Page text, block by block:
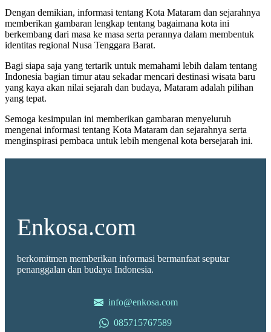
Dengan demikian, informasi tentang Kota Mataram dan sejarahnya
memberikan gambaran lengkap tentang bagaimana kota ini
berkembang dari masa ke masa serta perannya dalam membentuk
identitas regional Nusa Tenggara Barat.
Bagi siapa saja yang tertarik untuk memahami lebih dalam tentang
Indonesia bagian timur atau sekadar mencari destinasi wisata baru
yang kaya akan nilai sejarah dan budaya, Mataram adalah pilihan
yang tepat.
Semoga kesimpulan ini memberikan gambaran menyeluruh
mengenai informasi tentang Kota Mataram dan sejarahnya serta
menginspirasi pembaca untuk lebih mengenal kota bersejarah ini.
Enkosa.com
berkomitmen memberikan informasi bermanfaat seputar
penanggalan dan budaya Indonesia.
info@enkosa.com
085715767589